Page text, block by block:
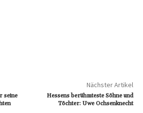
seine
Nächster Artikel
Hessens berühmteste Söhne und
Töchter: Uwe Ochsenknecht